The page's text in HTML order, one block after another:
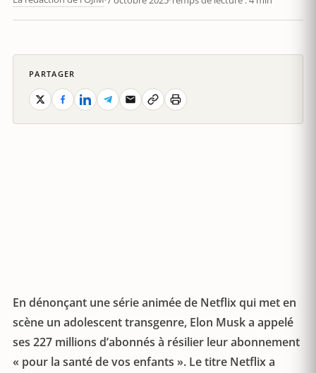
En dénonçant une série animée de Netflix qui met en
scène un adolescent transgenre, Elon Musk a appelé
ses 227 millions d’abonnés à résilier leur abonnement
« pour la santé de vos enfants ». Le titre Netflix a
PARTAGER